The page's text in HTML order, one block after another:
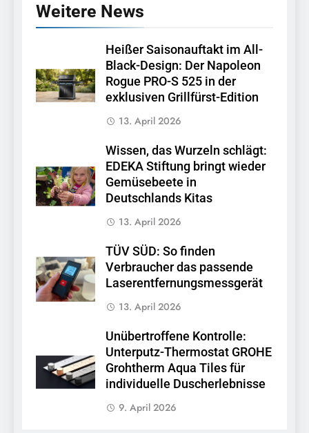
Weitere News
Heißer Saisonauftakt im All-
Black-Design: Der Napoleon
Rogue PRO-S 525 in der
exklusiven Grillfürst-Edition
13. April 2026
Wissen, das Wurzeln schlägt:
EDEKA Stiftung bringt wieder
Gemüsebeete in
Deutschlands Kitas
13. April 2026
TÜV SÜD: So finden
Verbraucher das passende
Laserentfernungsmessgerät
13. April 2026
Unübertroffene Kontrolle:
Unterputz-Thermostat GROHE
Grohtherm Aqua Tiles für
individuelle Duscherlebnisse
9. April 2026